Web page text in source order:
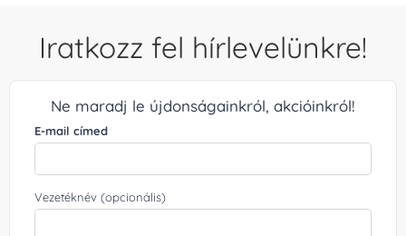
Iratkozz fel hírlevelünkre!
Ne maradj le újdonságainkról, akcióinkról!
E-mail címed
Vezetéknév (opcionális)